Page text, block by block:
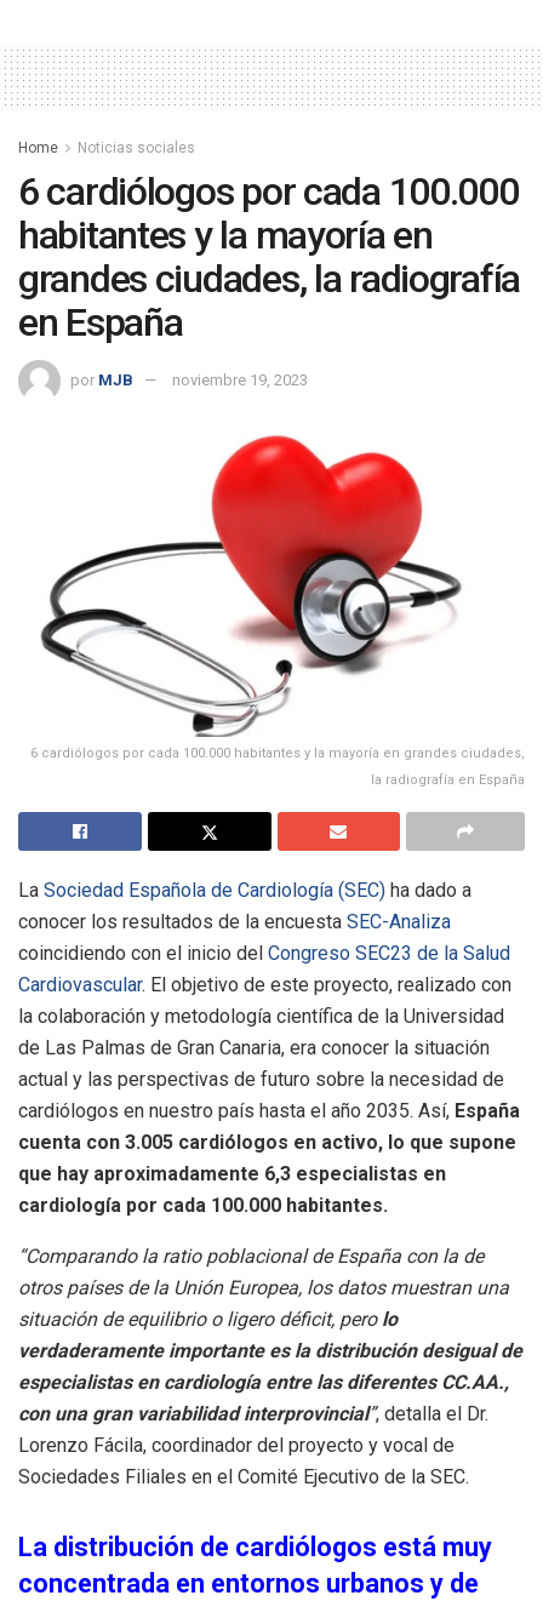
Home Noticias sociales
6 cardiólogos por cada 100.000
habitantes y la mayoría en
grandes ciudades, la radiografía
en España
por MJB noviembre 19, 2023
6 cardiólogos por cada 100.000 habitantes y la mayoría en grandes ciudades,
la radiografía en España
La Sociedad Española de Cardiología (SEC) ha dado a
conocer los resultados de la encuesta SEC-Analiza
coincidiendo con el inicio del Congreso SEC23 de la Salud
Cardiovascular. El objetivo de este proyecto, realizado con
la colaboración y metodología científica de la Universidad
de Las Palmas de Gran Canaria, era conocer la situación
actual y las perspectivas de futuro sobre la necesidad de
cardiólogos en nuestro país hasta el año 2035. Así, España
cuenta con 3.005 cardiólogos en activo, lo que supone
que hay aproximadamente 6,3 especialistas en
cardiología por cada 100.000 habitantes.
“Comparando la ratio poblacional de España con la de
otros países de la Unión Europea, los datos muestran una
situación de equilibrio o ligero déficit, perolo
verdaderamente importante es la distribución desigual de
especialistas en cardiología entre las diferentes CC.AA.,
con una gran variabilidad interprovincial”, detalla el Dr.
Lorenzo Fácila, coordinador del proyecto y vocal de
Sociedades Filiales en el Comité Ejecutivo de la SEC.
La distribución de cardiólogos está muy
concentrada en entornos urbanos y de